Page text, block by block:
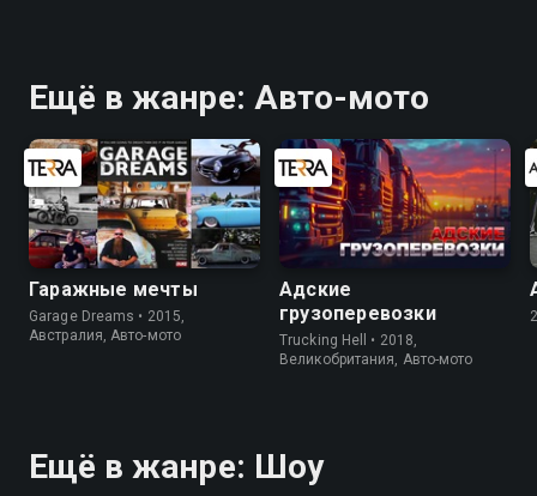
Ещё в жанре: Авто-мото
Гаражные мечты
Garage Dreams • 2015,
Австралия, Авто-мото
Адские
грузоперевозки
Trucking Hell • 2018,
Великобритания, Авто-мото
Ещё в жанре: Шоу